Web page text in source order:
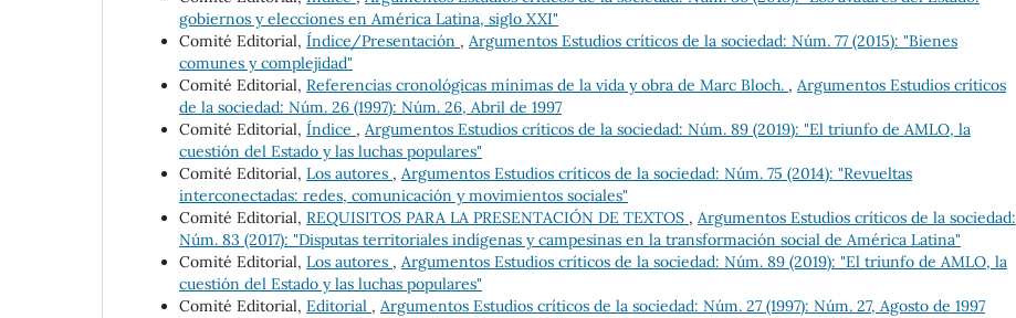
gobiernos y elecciones en América Latina, siglo XXI"
Comité Editorial, Índice/Presentación , Argumentos Estudios críticos de la sociedad: Núm. 77 (2015): "Bienes
comunes y complejidad"
Comité Editorial, Referencias cronológicas mínimas de la vida y obra de Marc Bloch. , Argumentos Estudios críticos
de la sociedad: Núm. 26 (1997): Núm. 26, Abril de 1997
Comité Editorial, Índice , Argumentos Estudios críticos de la sociedad: Núm. 89 (2019): "El triunfo de AMLO, la
cuestión del Estado y las luchas populares"
Comité Editorial, Los autores , Argumentos Estudios críticos de la sociedad: Núm. 75 (2014): "Revueltas
interconectadas: redes, comunicación y movimientos sociales"
Comité Editorial, REQUISITOS PARA LA PRESENTACIÓN DE TEXTOS , Argumentos Estudios críticos de la sociedad:
Núm. 83 (2017): "Disputas territoriales indígenas y campesinas en la transformación social de América Latina"
Comité Editorial, Los autores , Argumentos Estudios críticos de la sociedad: Núm. 89 (2019): "El triunfo de AMLO, la
cuestión del Estado y las luchas populares"
Comité Editorial, Editorial , Argumentos Estudios críticos de la sociedad: Núm. 27 (1997): Núm. 27, Agosto de 1997